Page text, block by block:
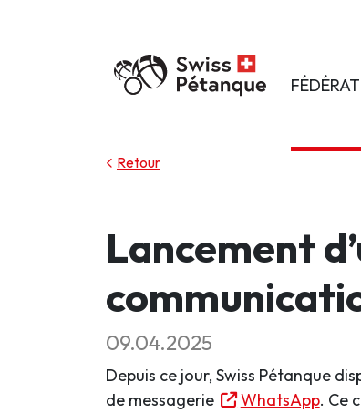
Retour
Lancement
09.04.2025
Depuis ce jour, Swiss Pétanque
de messagerie
WhatsApp. Ce